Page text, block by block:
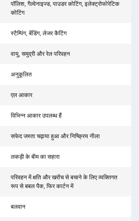
पॉलिश, गैल्वेनाइज्ड, पाउडर कोटिंग, इलेक्ट्रोफोरेटिक
कोटिंग
स्टैम्पिंग, बेंडिंग, लेजर कैटिंग
वायु, समुद्री और रेल परिवहन
अनुकूलित
एल आकार
विभिन्न आकार उपलब्ध हैं
सफेद जस्ता चढ़ाया हुआ और निष्क्रिय नीला
लकड़ी के बीम का सहारा
परिवहन में क्षति और खरोंच से बचाने के लिए व्यक्तिगत
रूप से बबल पैक, फिर कार्टन में
बलवान